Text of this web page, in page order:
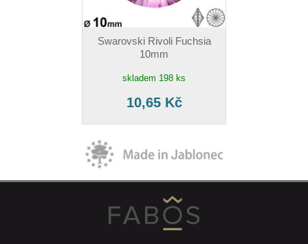
Swarovski Rivoli Fuchsia
10mm
skladem 198 ks
10,65 Kč